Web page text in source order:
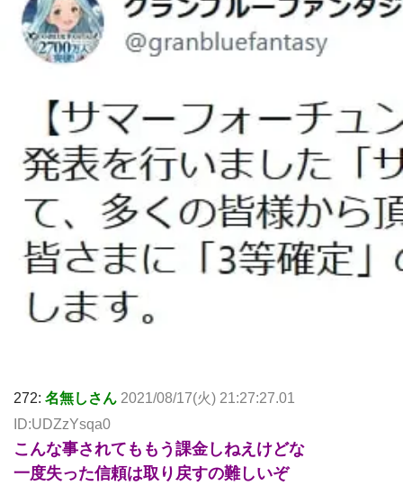
272: 名無しさん 2021/08/17(火) 21:27:27.01
ID:UDZzYsqa0
こんな事されてももう課金しねえけどな
一度失った信頼は取り戻すの難しいぞ